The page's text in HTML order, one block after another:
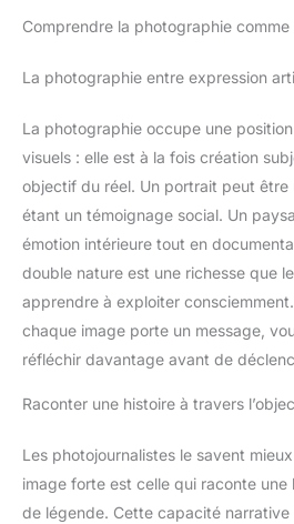
Comprendre la photographie
La photographie entre expression
La photographie occupe une
visuels : elle est à la fois création
objectif du réel. Un portrait peut
étant un témoignage social. Un
émotion intérieure tout en
double nature est une richesse que
apprendre à exploiter
chaque image porte un message,
réfléchir davantage avant de
Raconter une histoire à travers
Les photojournalistes le savent
image forte est celle qui raconte une
de légende. Cette capacité